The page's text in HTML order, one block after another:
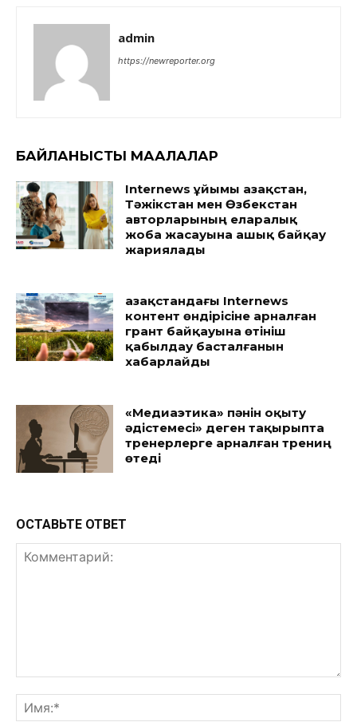
admin
https://newreporter.org
БАЙЛАНЫСТЫ МАҚАЛАЛАР
Internews ұйымы Қазақстан,
Тәжікстан мен Өзбекстан
авторларының еларалық
жоба жасауына ашық байқау
жариялады
Қазақстандағы Internews
контент өндірісіне арналған
грант байқауына өтініш
қабылдау басталғанын
хабарлайды
«Медиаэтика» пәнін оқыту
әдістемесі» деген тақырыпта
тренерлерге арналған трениң
өтеді
ОСТАВЬТЕ ОТВЕТ